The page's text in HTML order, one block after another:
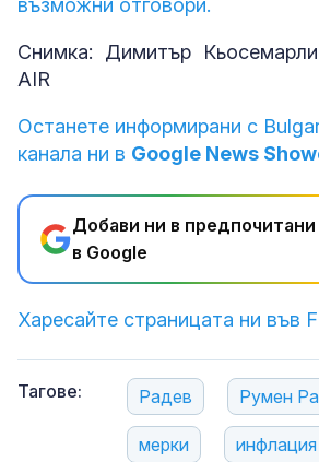
възможни отговори.
Снимка: Димитър
AIR
Останете информирани с
канала ни в Google News
Добави ни в
в Google
Харесайте страницата ни във
Тагове: Радев Румен
мерки инфлация